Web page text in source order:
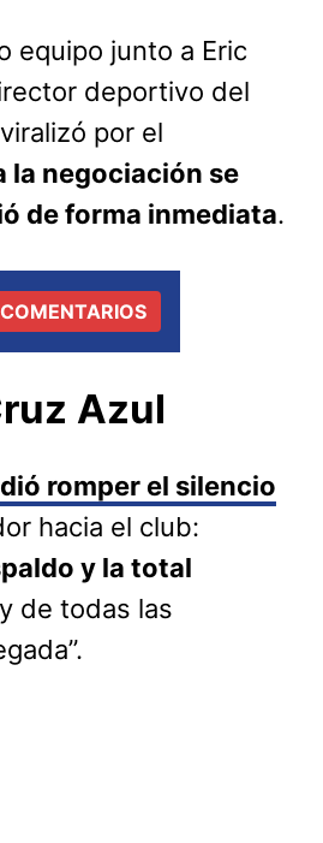
equipo junto a Eric
deportivo del
por el
la negociación se
de forma inmediata.
Azul
romper el silencio
hacia el club:
y la total
de todas las